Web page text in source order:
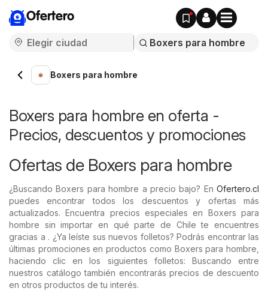
Ofertero
Boxers para hombre
Boxers para hombre en oferta -
Precios, descuentos y promociones
Ofertas de Boxers para hombre
¿Buscando Boxers para hombre a precio bajo? En Ofertero.cl
puedes encontrar todos los descuentos y ofertas más
actualizados. Encuentra precios especiales en Boxers para
hombre sin importar en qué parte de Chile te encuentres
gracias a . ¿Ya leíste sus nuevos folletos? Podrás encontrar las
últimas promociones en productos como Boxers para hombre,
haciendo clic en los siguientes folletos: Buscando entre
nuestros catálogo también encontrarás precios de descuento
en otros productos de tu interés.